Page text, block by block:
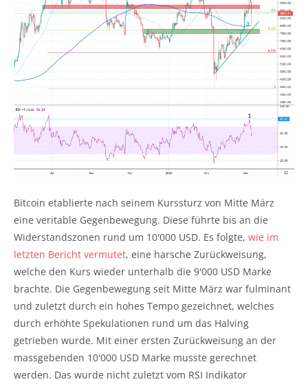
Bitcoin etablierte nach seinem Kurssturz von Mitte März
eine veritable Gegenbewegung. Diese führte bis an die
Widerstandszonen rund um 10'000 USD. Es folgte, wie im
letzten Bericht vermutet, eine harsche Zurückweisung,
welche den Kurs wieder unterhalb die 9'000 USD Marke
brachte. Die Gegenbewegung seit Mitte März war fulminant
und zuletzt durch ein hohes Tempo gezeichnet, welches
durch erhöhte Spekulationen rund um das Halving
getrieben wurde. Mit einer ersten Zurückweisung an der
massgebenden 10'000 USD Marke musste gerechnet
werden. Das wurde nicht zuletzt vom RSI Indikator